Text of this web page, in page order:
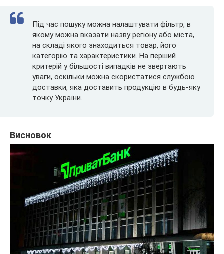
Під час пошуку можна налаштувати фільтр, в
якому можна вказати назву регіону або міста,
на складі якого знаходиться товар, його
категорію та характеристики. На перший
критерій у більшості випадків не звертають
уваги, оскільки можна скористатися службою
доставки, яка доставить продукцію в будь-яку
точку України.
Висновок